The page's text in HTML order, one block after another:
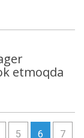
etmoqda
5 6 7